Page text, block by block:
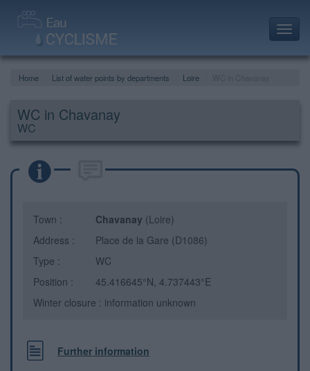
Home List of water points by departments Loire
WC in Chavanay
WC
Town : Chavanay (Loire)
Address :
Place de la Gare (D1086)
Type :
WC
Position :
45.416645°N, 4.737443°E
Winter closure : information unknown
Further information